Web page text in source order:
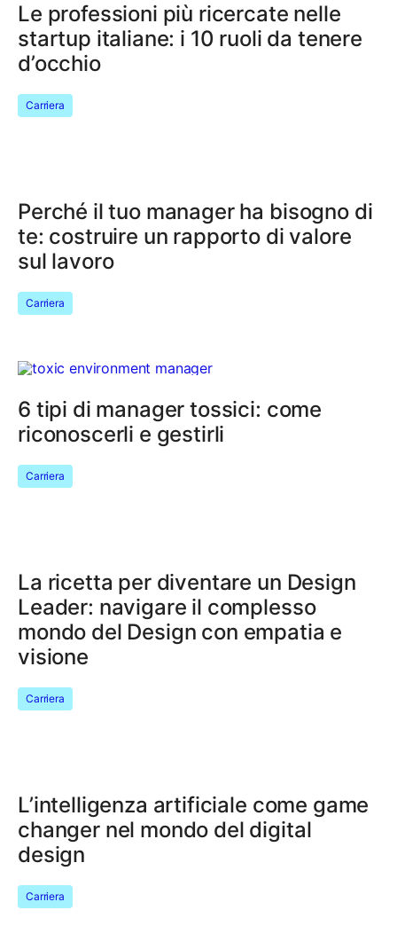
Le professioni più ricercate nelle
startup italiane: i 10 ruoli da tenere
d’occhio
Carriera
Perché il tuo manager ha bisogno di
te: costruire un rapporto di valore
sul lavoro
Carriera
6 tipi di manager tossici: come
riconoscerli e gestirli
Carriera
La ricetta per diventare un Design
Leader: navigare il complesso
mondo del Design con empatia e
visione
Carriera
L’intelligenza artificiale come game
changer nel mondo del digital
design
Carriera